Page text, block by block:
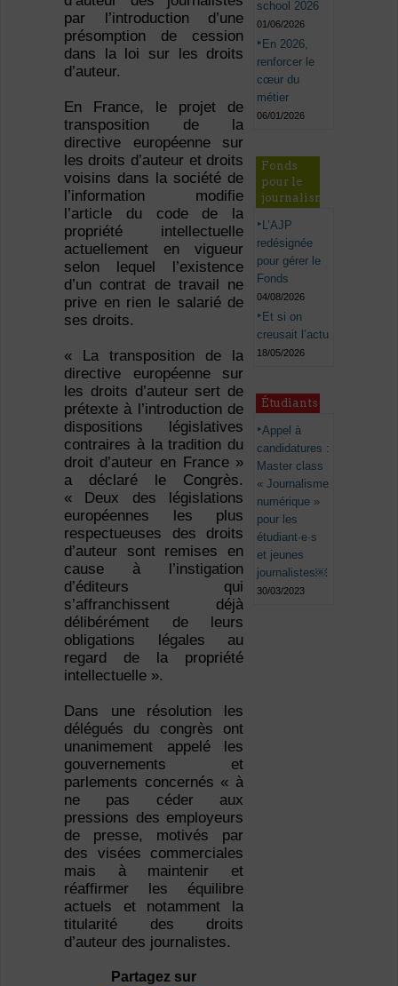
par l’introduction d’une
présomption de cession
dans la loi sur les droits
d’auteur.
En France, le projet de
transposition de la
directive européenne sur
les droits d’auteur et droits
voisins dans la société de
l’information modifie
l’article du code de la
propriété intellectuelle
actuellement en vigueur
selon lequel l’existence
d’un contrat de travail ne
prive en rien le salarié de
ses droits.
« La transposition de la
directive européenne sur
les droits d’auteur sert de
prétexte à l’introduction de
dispositions législatives
contraires à la tradition du
droit d’auteur en France »
a déclaré le Congrès.
« Deux des législations
européennes les plus
respectueuses des droits
d’auteur sont remises en
cause à l’instigation
d’éditeurs qui
s’affranchissent déjà
délibérément de leurs
obligations légales au
regard de la propriété
intellectuelle ».
Dans une résolution les
délégués du congrès ont
unanimement appelé les
gouvernements et
parlements concernés « à
ne pas céder aux
pressions des employeurs
de presse, motivés par
des visées commerciales
mais à maintenir et
réaffirmer les équilibre
actuels et notamment la
titularité des droits
d’auteur des journalistes.
Partagez sur
school 2026
01/06/2026
En 2026,
renforcer le
cœur du
métier
06/01/2026
Fonds
pour le
journalisme
L’AJP
redésignée
pour gérer le
Fonds
04/08/2026
Et si on
creusait l’actu
18/05/2026
Étudiants
Appel à
candidatures :
Master class
« Journalisme
numérique »
pour les
étudiant·e·s
et jeunes
journalistes￼
30/03/2023